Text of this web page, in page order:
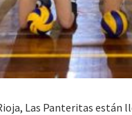
Las Panteritas están